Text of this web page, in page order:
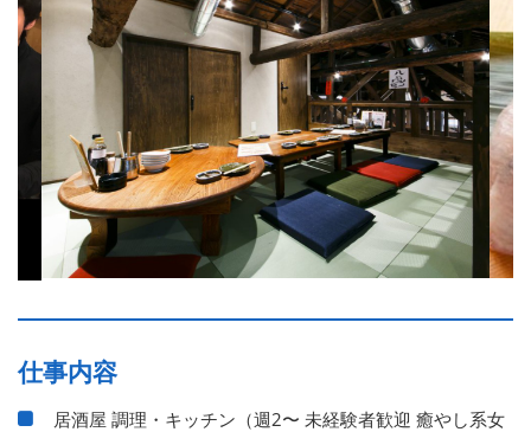
仕事内容
居酒屋 調理・キッチン（週2〜 未経験者歓迎 癒やし系女